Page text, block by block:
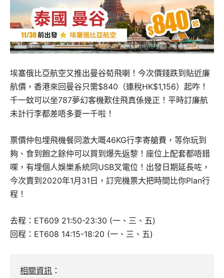
埃塞俄比亞航空又推出曼谷荀飛喇！今次價錢跌到貼近廉
航價，香港來回曼谷只需$840（連稅HK$1,156）起咋！
千一蚊可以坐787夢幻客機歎住飛真係幾正！平時訂廉航
未計行李都差唔多要一千啦！
票價仲包埋飛機餐同激大嘅46KG行李寄艙費，等你玩到
夠、食到飽之餘仲可以買到爆先返黎！座位上配套都唔錯
㗎，有埋個人娛樂系統同USB叉電位！出發日期延長咗，
今次賣到2020年1月31日，訂完機票大把時間比你Plan行
程！
去程：ET609 21:50-23:30 (一、三、五)
回程：ET608 14:15-18:20 (一、三、五)
相關資訊 ：